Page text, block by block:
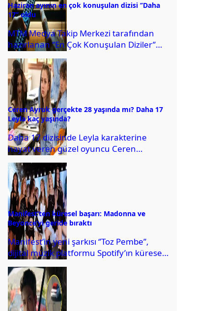
Haziran ayının en çok konuşulan dizisi ‘’Daha
17’’ oldu
MTM Medya Takip Merkezi tarafından
hazırlanan ‘’En Çok Konuşulan Diziler’’
araştırmasının Haziran ayı sonuçları belli
oldu. Buna göre,...
Ceren Ayruk gerçekte 28 yaşında mı? Daha 17
Leyla kaç yaşında?
Daha 17 dizisinde Leyla karakterine
hayat veren güzel oyuncu Ceren
Ayruk’un 23 yaşında olduğu sanılıyordu.
Ancak sosyal medyada...
Manifest’ten küresel başarı: Madonna ve
Beyonce’yi geride bıraktı
Manifest’in yeni şarkısı ‘’Toz Pembe’’,
dijital müzik platformu Spotify’ın küresel
sıralamasında zirveye yerleşerek
haftanın en fazla dinlenen şarkısı...